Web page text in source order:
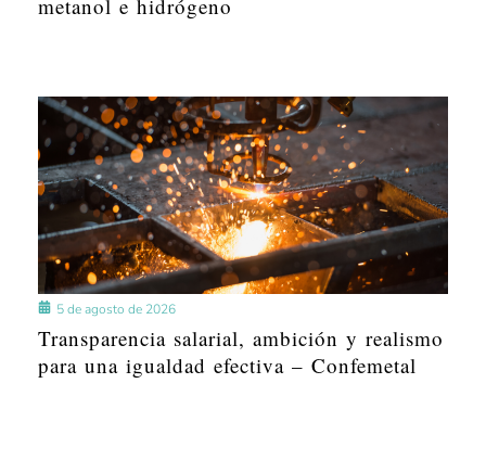
metanol e hidrógeno
5 de agosto de 2026
Transparencia salarial, ambición y realismo
para una igualdad efectiva – Confemetal